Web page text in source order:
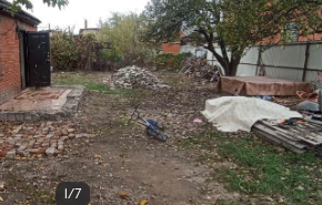
Сравнение
0 объявлений
Услуги
1/7